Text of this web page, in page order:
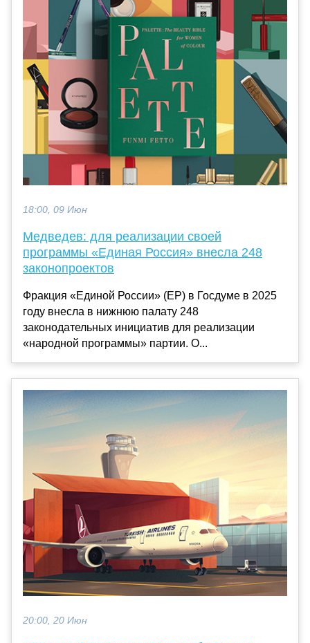
18:00, 09 Июн
Медведев: для реализации своей
программы «Единая Россия» внесла 248
законопроектов
Фракция «Единой России» (ЕР) в Госдуме в 2025
году внесла в нижнюю палату 248
законодательных инициатив для реализации
«народной программы» партии. О...
20:00, 20 Июн